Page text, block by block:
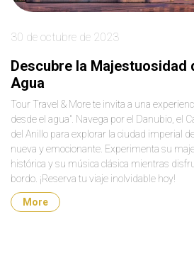
30 de octubre de 2023
Descubre la Majestuosidad
Agua
Tour Travel & More te invita a una
desde el agua". Navega por el Danubio, el
del Anillo para explorar la ciudad imperial
nueva y emocionante. Experimenta su
histórica y su música clásica mientras
bordo. ¡Reserva tu viaje inolvidable hoy!
More